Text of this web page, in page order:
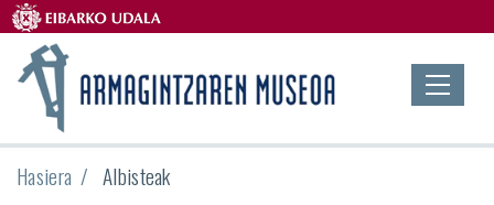
Hasiera Albisteak